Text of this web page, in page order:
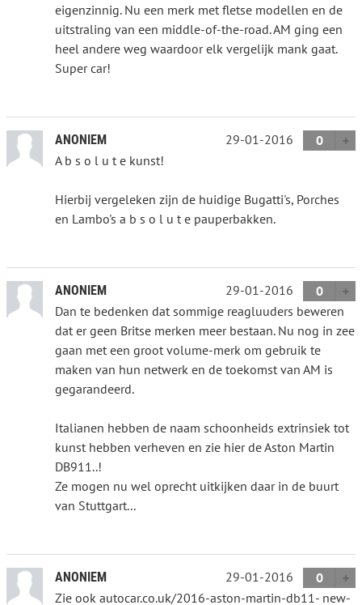
eigenzinnig. Nu een merk met fletse modellen en de
uitstraling van een middle-of-the-road. AM ging een
heel andere weg waardoor elk vergelijk mank gaat.
Super car!
ANONIEM 29-01-2016
0
A b s o l u t e kunst!
Hierbij vergeleken zijn de huidige Bugatti's, Porches
en Lambo's a b s o l u t e pauperbakken.
ANONIEM 29-01-2016
0
Dan te bedenken dat sommige reagluuders beweren
dat er geen Britse merken meer bestaan. Nu nog in zee
gaan met een groot volume-merk om gebruik te
maken van hun netwerk en de toekomst van AM is
gegarandeerd.
Italianen hebben de naam schoonheids extrinsiek tot
kunst hebben verheven en zie hier de Aston Martin
DB911..!
Ze mogen nu wel oprecht uitkijken daar in de buurt
van Stuttgart...
ANONIEM 29-01-2016
0
Zie ook autocar.co.uk/2016-aston-martin-db11- new-